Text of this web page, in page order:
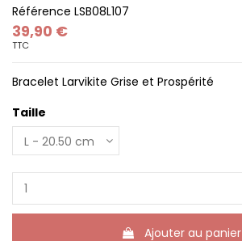
Référence LSB08L107
39,90 €
TTC
Bracelet Larvikite Grise et Prospérité
Taille
Ajouter au panier